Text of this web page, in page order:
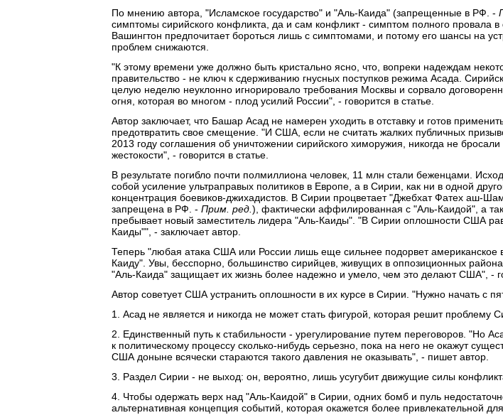
По мнению автора, "Исламское государство" и "Аль-Каида" (запрещенные в РФ. -
симптомы сирийского конфликта, да и сам конфликт - симптом полного провала в
Вашингтон предпочитает бороться лишь с симптомами, и потому его шансы на
проблем снижаются.
"К этому времени уже должно быть кристально ясно, что, вопреки надеждам
правительство - не ключ к сдерживанию гнусных поступков режима Асада.
целую неделю неуклонно игнорировало требования Москвы и сорвало
огня, которая во многом - плод усилий России", - говорится в статье.
Автор заключает, что Башар Асад не намерен уходить в отставку и готов
предотвратить свое смещение. "И США, если не считать жалких публичных
2013 году соглашения об уничтожении сирийского химоружия, никогда не
жестокости", - говорится в статье.
В результате погибло почти полмиллиона человек, 11 млн стали беженцами.
собой усиление ультраправых политиков в Европе, а в Сирии, как ни в одной
концентрация боевиков-джихадистов. В Сирии процветает "Джебхат Фатех аш-
запрещена в РФ. - Прим. ред. ), фактически аффилированная с "Аль-Каидой", а
пребывает новый заместитель лидера "Аль-Каиды". "В Сирии оплошности США
Каиды"", - заключает автор.
Теперь "любая атака США или России лишь еще сильнее подорвет американское
Каиду". Увы, бесспорно, большинство сирийцев, живущих в оппозиционных
"Аль-Каида" защищает их жизнь более надежно и умело, чем это делают США", -
Автор советует США устранить оплошности в их курсе в Сирии. "Нужно начать с
1. Асад не является и никогда не может стать фигурой, которая решит проблему
2. Единственный путь к стабильности - урегулирование путем переговоров. "Но
к политическому процессу сколько-нибудь серьезно, пока на него не окажут
США доныне всячески стараются такого давления не оказывать", - пишет автор.
3. Раздел Сирии - не выход: он, вероятно, лишь усугубит движущие силы
4. Чтобы одержать верх над "Аль-Каидой" в Сирии, одних бомб и пуль
альтернативная концепция событий, которая окажется более привлекательной